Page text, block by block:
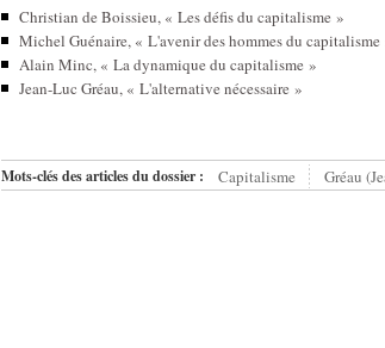
Christian de Boissieu, « Les défis du capitalisme »
Michel Guénaire, « L'avenir des hommes du capitalisme
Alain Minc, « La dynamique du capitalisme »
Jean-Luc Gréau, « L'alternative nécessaire »
Mots-clés des articles du dossier : Capitalisme Gréau